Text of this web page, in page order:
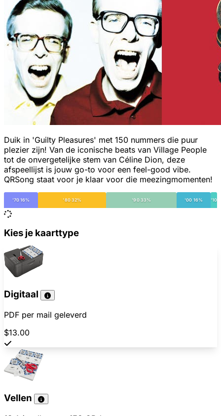
Duik in 'Guilty Pleasures' met 150 nummers die puur
plezier zijn! Van de iconische beats van Village People
tot de onvergetelijke stem van Céline Dion, deze
afspeellijst is jouw go-to voor een feel-good vibe.
QRSong staat voor je klaar voor die meezingmomenten!
'70 16% '80 32% '90 33% '00 16% '10
Kies je kaarttype
Digitaal
PDF per mail geleverd
$13.00
Vellen